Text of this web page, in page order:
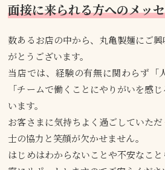
面接に来られる方へのメッ
数あるお店の中から、丸亀製麺にご
がとうございます。
当店では、経験の有無に関わらず「
「チームで働くことにやりがいを感
います。
お客さまに気持ちよく過ごしていた
士の協力と笑顔が欠かせません。
はじめはわからないことや不安なこ